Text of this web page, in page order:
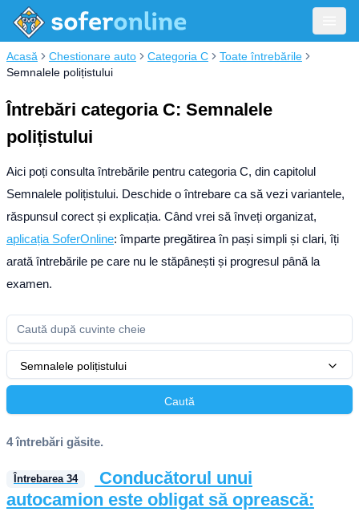
Acasă Chestionare auto Categoria C
Toate întrebările
Semnalele polițistului
Întrebări categoria C: Semnalele
polițistului
Aici poți consulta întrebările pentru categoria C, din capitolul
Semnalele polițistului. Deschide o întrebare ca să vezi variantele,
răspunsul corect și explicația. Când vrei să înveți organizat,
aplicația SoferOnline: împarte pregătirea în pași simpli și clari, îți
arată întrebările pe care nu le stăpânești și progresul până la
examen.
Semnalele polițistului
Caută
4 întrebări găsite.
Întrebarea 34
Conducătorul unui
autocamion este obligat să oprească: